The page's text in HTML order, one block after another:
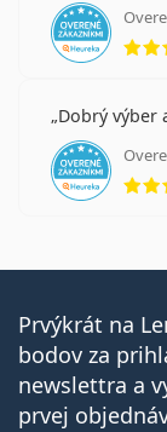
Dobrý výber
Prvýkrát na
bodov za
newslettra a
prvej